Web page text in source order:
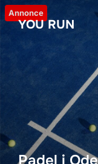
Videre
til
YOU RUN
Annonce
Padel i